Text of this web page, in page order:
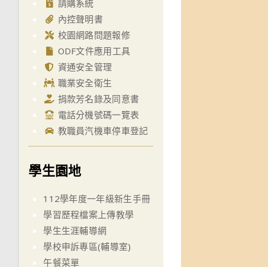
請購系統
內控聲明書
校園網路問題報修
ODF文件應用工具
資通安全管理
職業安全衛生
捐款芳名錄及同意書
電話分機號碼一覽表
教職員汽機車停車登記
學生園地
112學年度一年級新生手冊
學習歷程檔案上傳教學
學生生涯輔導網
學校申訴專區(輔導室)
午餐菜單